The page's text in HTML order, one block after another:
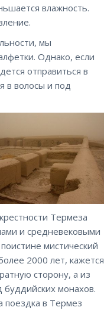
влажность.
мы
Однако, если
отправиться в
в волосы и под
Термеза
и средневековыми
мистический
2000 лет, кажется
сторону, а из
буддийских монахов.
поездка в Термез